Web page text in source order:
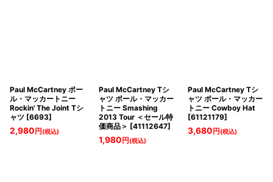
Paul McCartney ポー
ル・マッカートニー
Rockin' The Joint Tシ
ャツ [6693]
2,980円(税込)
Paul McCartney Tシ
ャツ ポール・マッカー
トニー Smashing
2013 Tour ＜セール特
価商品＞ [41112647]
1,980円(税込)
Paul McCartney Tシ
ャツ ポール・マッカー
トニー Cowboy Hat
[61121179]
3,680円(税込)